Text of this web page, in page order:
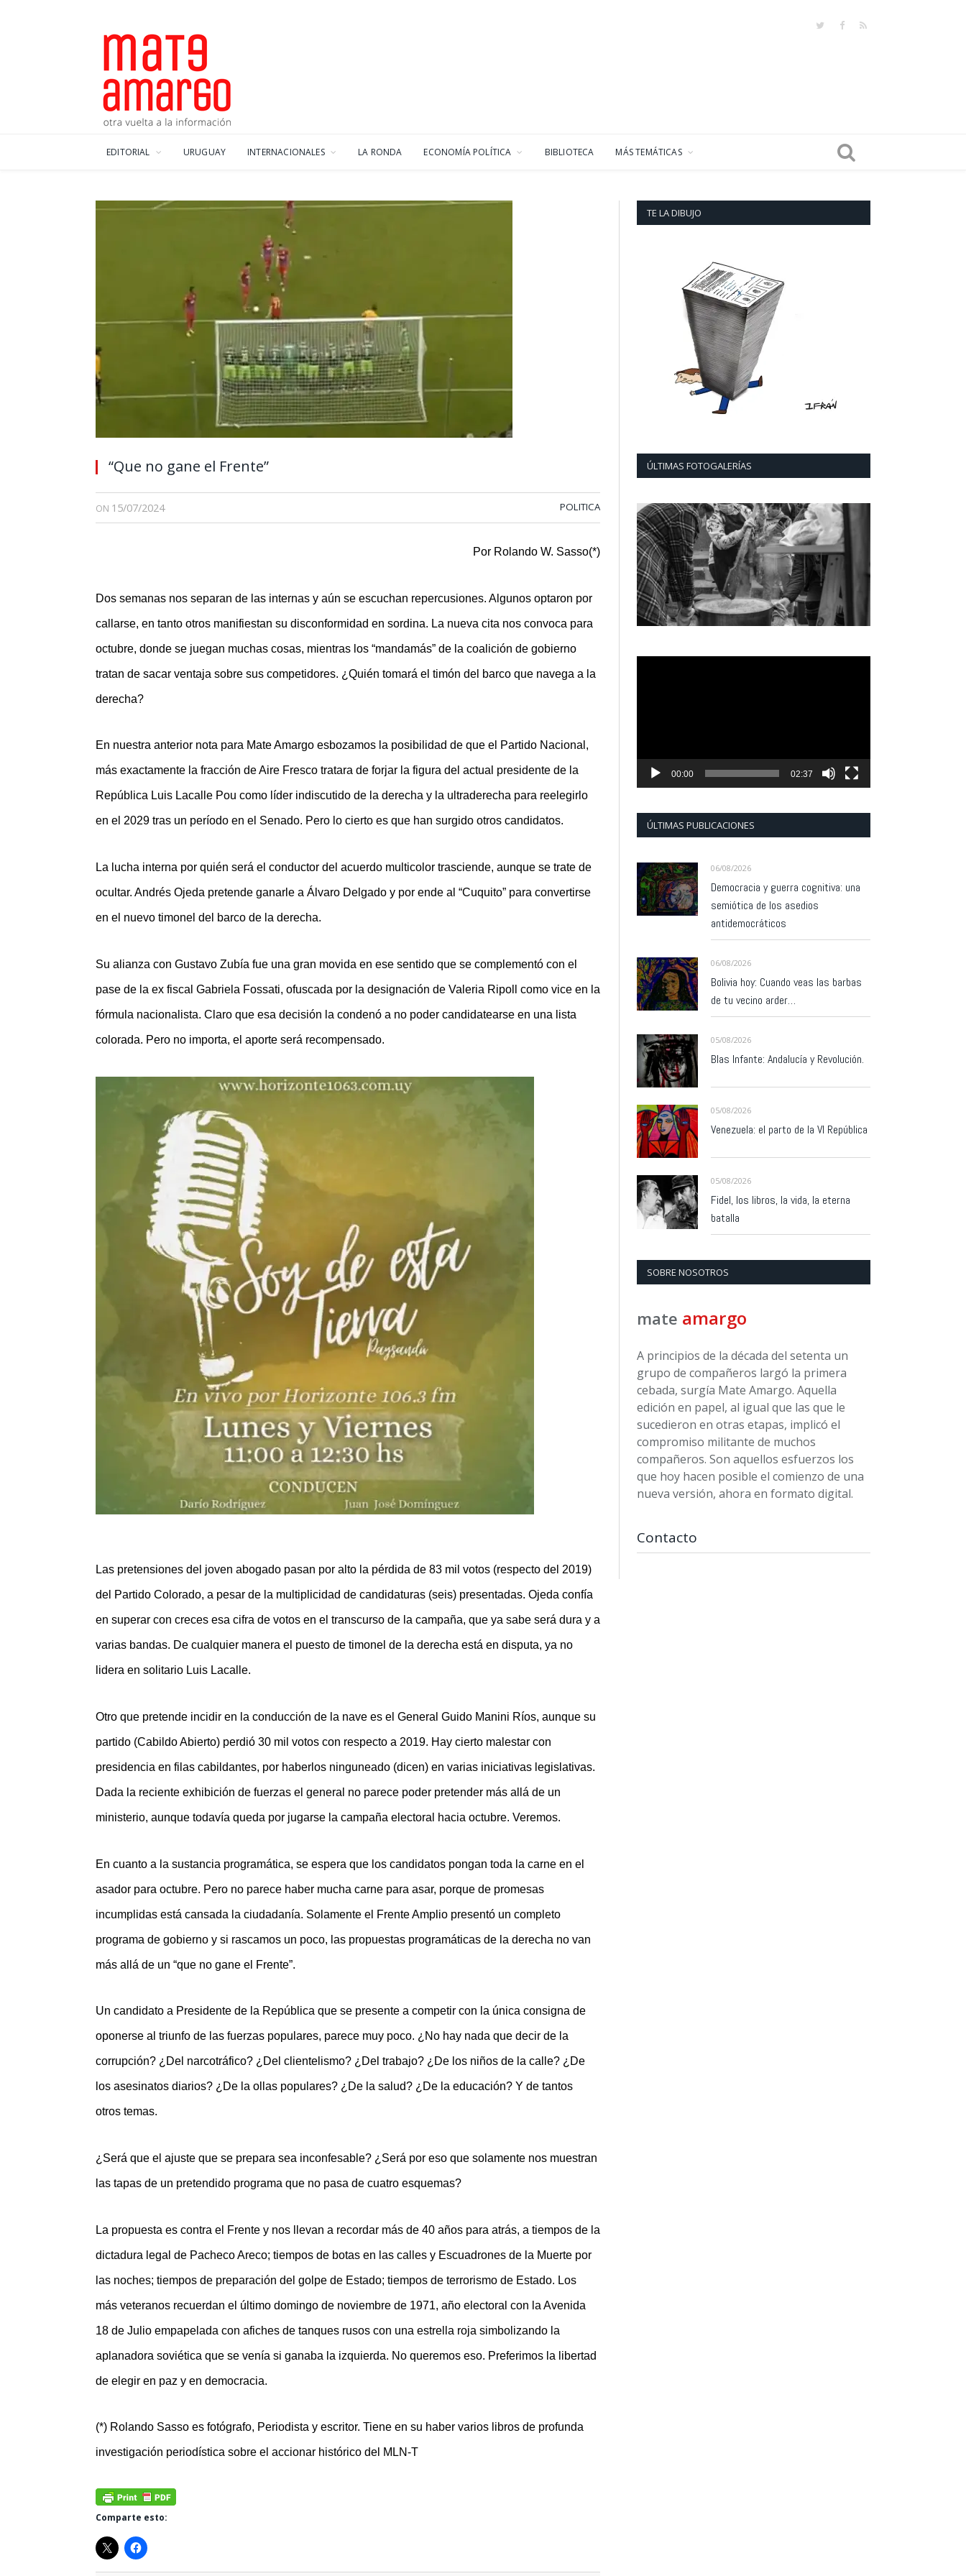
TwitterFacebook
RSS
EDITORIAL URUGUAY INTERNACIONALES LA RONDA ECONOMÍA POLÍTICA BIBLIOTECA MÁS TEMÁTICAS
“Que no gane el Frente”
ON 15/07/2024 POLITICA
Por Rolando W. Sasso(*)
Dos semanas nos separan de las internas y aún se escuchan repercusiones. Algunos optaron por
callarse, en tanto otros manifiestan su disconformidad en sordina. La nueva cita nos convoca para
octubre, donde se juegan muchas cosas, mientras los “mandamás” de la coalición de gobierno
tratan de sacar ventaja sobre sus competidores. ¿Quién tomará el timón del barco que navega a la
derecha?
En nuestra anterior nota para Mate Amargo esbozamos la posibilidad de que el Partido Nacional,
más exactamente la fracción de Aire Fresco tratara de forjar la figura del actual presidente de la
República Luis Lacalle Pou como líder indiscutido de la derecha y la ultraderecha para reelegirlo
en el 2029 tras un período en el Senado. Pero lo cierto es que han surgido otros candidatos.
La lucha interna por quién será el conductor del acuerdo multicolor trasciende, aunque se trate de
ocultar. Andrés Ojeda pretende ganarle a Álvaro Delgado y por ende al “Cuquito” para convertirse
en el nuevo timonel del barco de la derecha.
Su alianza con Gustavo Zubía fue una gran movida en ese sentido que se complementó con el
pase de la ex fiscal Gabriela Fossati, ofuscada por la designación de Valeria Ripoll como vice en la
fórmula nacionalista. Claro que esa decisión la condenó a no poder candidatearse en una lista
colorada. Pero no importa, el aporte será recompensado.
Las pretensiones del joven abogado pasan por alto la pérdida de 83 mil votos (respecto del 2019)
del Partido Colorado, a pesar de la multiplicidad de candidaturas (seis) presentadas. Ojeda confía
en superar con creces esa cifra de votos en el transcurso de la campaña, que ya sabe será dura y a
varias bandas. De cualquier manera el puesto de timonel de la derecha está en disputa, ya no
lidera en solitario Luis Lacalle.
Otro que pretende incidir en la conducción de la nave es el General Guido Manini Ríos, aunque su
partido (Cabildo Abierto) perdió 30 mil votos con respecto a 2019. Hay cierto malestar con
presidencia en filas cabildantes, por haberlos ninguneado (dicen) en varias iniciativas legislativas.
Dada la reciente exhibición de fuerzas el general no parece poder pretender más allá de un
ministerio, aunque todavía queda por jugarse la campaña electoral hacia octubre. Veremos.
En cuanto a la sustancia programática, se espera que los candidatos pongan toda la carne en el
asador para octubre. Pero no parece haber mucha carne para asar, porque de promesas
incumplidas está cansada la ciudadanía. Solamente el Frente Amplio presentó un completo
programa de gobierno y si rascamos un poco, las propuestas programáticas de la derecha no van
más allá de un “que no gane el Frente”.
Un candidato a Presidente de la República que se presente a competir con la única consigna de
oponerse al triunfo de las fuerzas populares, parece muy poco. ¿No hay nada que decir de la
corrupción? ¿Del narcotráfico? ¿Del clientelismo? ¿Del trabajo? ¿De los niños de la calle? ¿De
los asesinatos diarios? ¿De la ollas populares? ¿De la salud? ¿De la educación? Y de tantos
otros temas.
¿Será que el ajuste que se prepara sea inconfesable? ¿Será por eso que solamente nos muestran
las tapas de un pretendido programa que no pasa de cuatro esquemas?
La propuesta es contra el Frente y nos llevan a recordar más de 40 años para atrás, a tiempos de la
dictadura legal de Pacheco Areco; tiempos de botas en las calles y Escuadrones de la Muerte por
las noches; tiempos de preparación del golpe de Estado; tiempos de terrorismo de Estado. Los
más veteranos recuerdan el último domingo de noviembre de 1971, año electoral con la Avenida
18 de Julio empapelada con afiches de tanques rusos con una estrella roja simbolizando la
aplanadora soviética que se venía si ganaba la izquierda. No queremos eso. Preferimos la libertad
de elegir en paz y en democracia.
(*) Rolando Sasso es fotógrafo, Periodista y escritor. Tiene en su haber varios libros de profunda
investigación periodística sobre el accionar histórico del MLN-T
Comparte esto:
TE LA DIBUJO
ÚLTIMAS FOTOGALERÍAS
00:00 02:37
ÚLTIMAS PUBLICACIONES
06/08/2026
Democracia y guerra cognitiva: una
semiótica de los asedios
antidemocráticos
06/08/2026
Bolivia hoy: Cuando veas las barbas
de tu vecino arder…
05/08/2026
Blas Infante: Andalucía y Revolución.
05/08/2026
Venezuela: el parto de la VI República
05/08/2026
Fidel, los libros, la vida, la eterna
batalla
SOBRE NOSOTROS
mate amargo
A principios de la década del setenta un
grupo de compañeros largó la primera
cebada, surgía Mate Amargo. Aquella
edición en papel, al igual que las que le
sucedieron en otras etapas, implicó el
compromiso militante de muchos
compañeros. Son aquellos esfuerzos los
que hoy hacen posible el comienzo de una
nueva versión, ahora en formato digital.
Contacto